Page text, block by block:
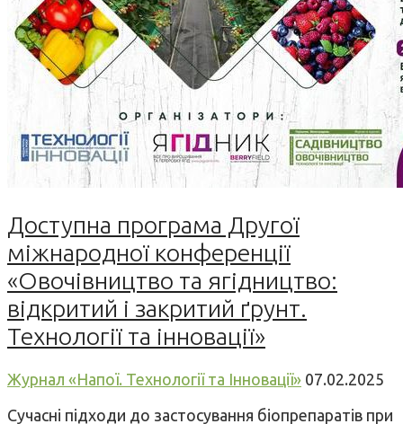
Доступна програма Другої
міжнародної конференції
«Овочівництво та ягідництво:
відкритий і закритий ґрунт.
Технології та інновації»
Журнал «Напої. Технології та Інновації» 07.02.2025
Сучасні підходи до застосування біопрепаратів при